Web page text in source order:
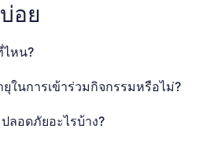
อย
หน?
ยุในการเข้าร่วมกิจกรรมหรือไม่?
ลอดภัยอะไรบ้าง?